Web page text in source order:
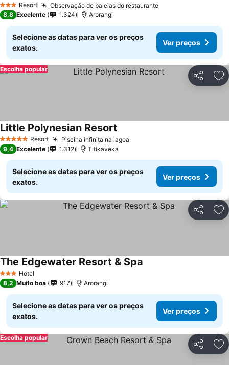
3 EstrelasResort Observação de baleias do restaurante
8,8 Excelente 1.324 Arorangi
Selecione as datas para ver os preços
exatos.
Ver preços
Partilhar
Escolha popular
5 Estrelas Resort Piscina infinita na lagoa
Little Polynesian Resort
9,4 Excelente 1.312 Titikaveka
Selecione as datas para ver os preços
exatos.
Ver preços
Partilhar
3 EstrelasHotel
The Edgewater Resort & Spa
8,2 Muito boa 917 Arorangi
Selecione as datas para ver os preços
exatos.
Ver preços
Partilhar
Escolha popular